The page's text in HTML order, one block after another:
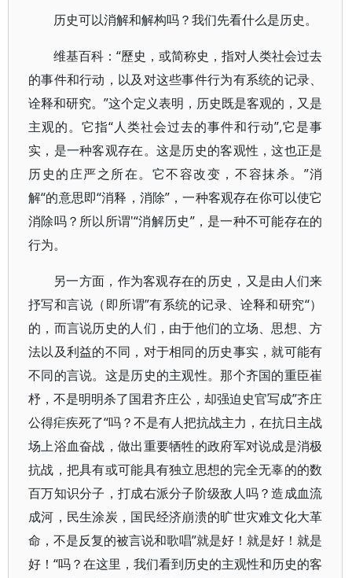
历史可以消解和解构吗？我们先看什么是历史。
维基百科：“歷史，或简称史，指对人类社会过去
的事件和行动，以及对这些事件行为有系统的记录、
诠释和研究。”这个定义表明，历史既是客观的，又是
主观的。它指“人类社会过去的事件和行动”,它是事
实，是一种客观存在。这是历史的客观性，这也正是
历史的庄严之所在。它不容改变，不容抹杀。”消
解“的意思即“消释，消除”，一种客观存在你可以使它
消除吗？所以所谓'“消解历史”，是一种不可能存在的
行为。
另一方面，作为客观存在的历史，又是由人们来
抒写和言说（即所谓”有系统的记录、诠释和研究“）
的，而言说历史的人们，由于他们的立场、思想、方
法以及利益的不同，对于相同的历史事实，就可能有
不同的言说。这是历史的主观性。那个齐国的重臣崔
杼，不是明明杀了国君齐庄公，却强迫史官写成”齐庄
公得疟疾死了“吗？不是有人把抗战主力，在抗日主战
场上浴血奋战，做出重要牺牲的政府军对说成是消极
抗战，把具有或可能具有独立思想的完全无辜的的数
百万知识分子，打成右派分子阶级敌人吗？造成血流
成河，民生涂炭，国民经济崩溃的旷世灾难文化大革
命，不是反复的被言说和歌唱”就是好！就是好！就是
好！“吗？在这里，我们看到历史的主观性和历史的客